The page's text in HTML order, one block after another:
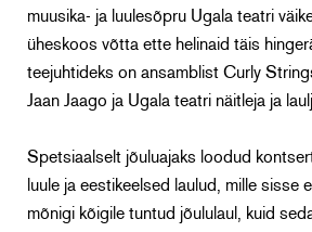
muusika- ja luulesõpru Ugala teatri
üheskoos võtta ette helinaid täis
teejuhtideks on ansamblist Curly
Jaan Jaago ja Ugala teatri näitleja ja
Spetsiaalselt jõuluajaks loodud
luule ja eestikeelsed laulud, mille sisse
mõnigi kõigile tuntud jõululaul, kuid